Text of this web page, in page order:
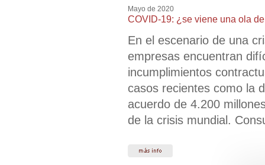
Mayo de 2020
COVID-19: ¿se viene una ola
En el escenario de una
empresas encuentran
incumplimientos
casos recientes como la
acuerdo de 4.200
de la crisis mundial.